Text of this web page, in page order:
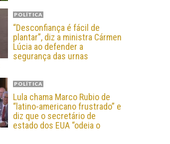
POLÍTICA
“Desconfiança é fácil de
plantar”, diz a ministra Cármen
Lúcia ao defender a
segurança das urnas
POLÍTICA
Lula chama Marco Rubio de
“latino-americano frustrado” e
diz que o secretário de
estado dos EUA “odeia o